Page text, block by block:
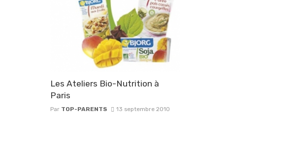
Les Ateliers Bio-Nutrition à
Paris
Par TOP-PARENTS 13 septembre 2010